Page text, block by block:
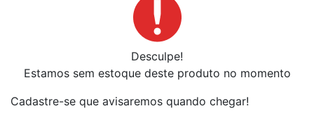
Desculpe!
Estamos sem estoque deste produto no momento
Cadastre-se que avisaremos quando chegar!